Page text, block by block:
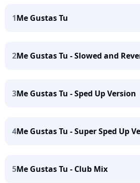
1Me Gustas Tu
2Me Gustas Tu - Slowed and
3Me Gustas Tu - Sped Up Version
4Me Gustas Tu - Super Sped Up
5Me Gustas Tu - Club Mix